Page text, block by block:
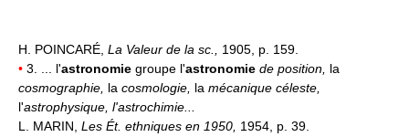
H. POINCARÉ, La Valeur de la sc., 1905, p. 159.
• 3. ... l'astronomie groupe l'astronomie de position, la
cosmographie, la cosmologie, la mécanique céleste,
l'astrophysique, l'astrochimie...
L. MARIN, Les Ét. ethniques en 1950, 1954, p. 39.